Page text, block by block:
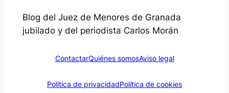
Blog del Juez de Menores de Granada
jubilado y del periodista Carlos Morán
ContactarQuiénes somosAviso legal
Política de privacidadPolítica de cookies